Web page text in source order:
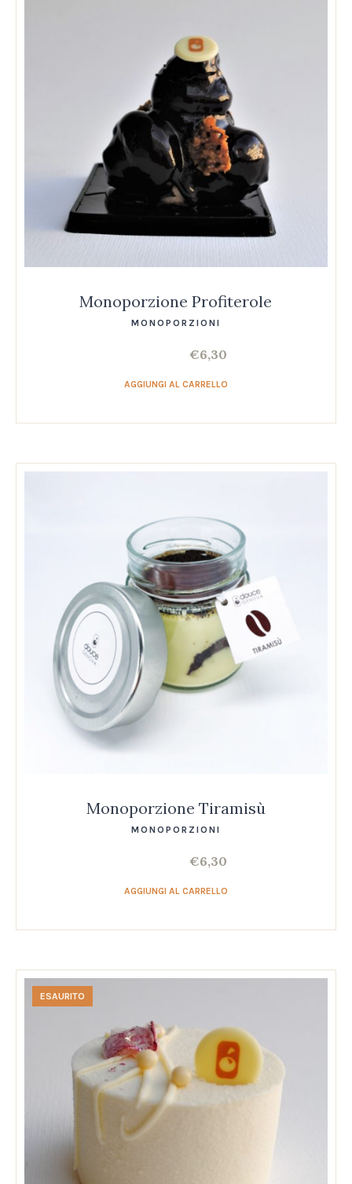
Monoporzione Profiterole
MONOPORZIONI
€6,30
AGGIUNGI AL CARRELLO
Monoporzione Tiramisù
MONOPORZIONI
€6,30
AGGIUNGI AL CARRELLO
ESAURITO